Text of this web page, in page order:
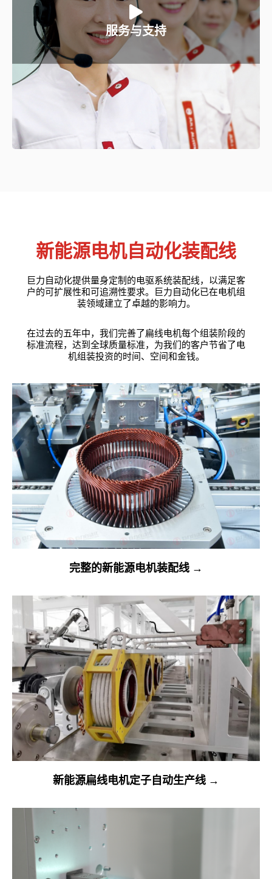
服务与支持
巨力能为您做什么:
a、快速响应排除故障；
b、合理备库及部品支持；
c、贴心驻厂安心交付；
新能源电机自动化装配线
巨力自动化提供量身定制的电驱系统装配线，以满足客
户的可扩展性和可追溯性要求。巨力自动化已在电机组
装领域建立了卓越的影响力。
在过去的五年中，我们完善了扁线电机每个组装阶段的
标准流程，达到全球质量标准，为我们的客户节省了电
机组装投资的时间、空间和金钱。
完整的新能源电机装配线 →
新能源扁线电机定子自动生产线 →